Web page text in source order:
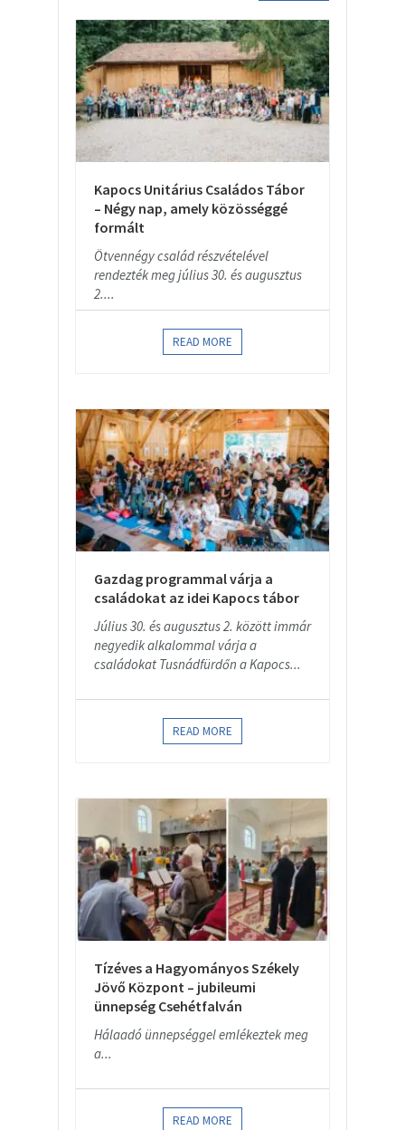
Kapocs Unitárius Családos Tábor
– Négy nap, amely közösséggé
formált
Ötvennégy család részvételével
rendezték meg július 30. és augusztus
2....
READ MORE
Gazdag programmal várja a
családokat az idei Kapocs tábor
Július 30. és augusztus 2. között immár
negyedik alkalommal várja a
családokat Tusnádfürdőn a Kapocs...
READ MORE
Tízéves a Hagyományos Székely
Jövő Központ – jubileumi
ünnepség Csehétfalván
Hálaadó ünnepséggel emlékeztek meg
a...
READ MORE